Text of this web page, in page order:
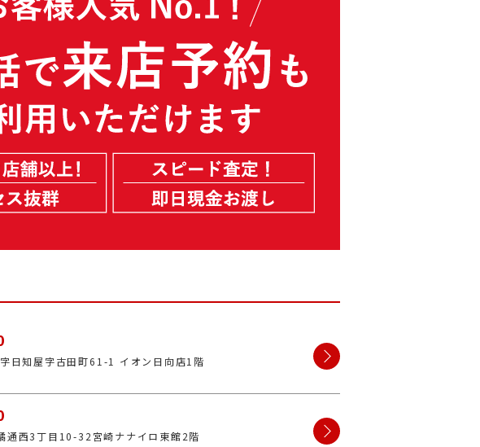
日知屋字古田町61-1 イオン日向店1階
西3丁目10-32宮崎ナナイロ東館2階